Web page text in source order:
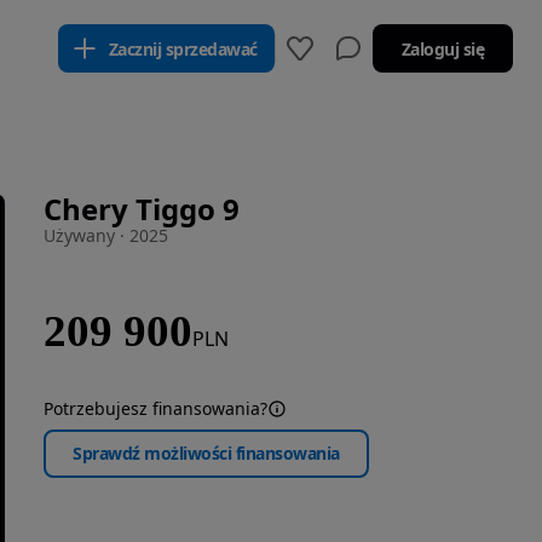
Zacznij sprzedawać Zaloguj się
Chery Tiggo 9
Używany · 2025
209 900PLN
Potrzebujesz finansowania?
Sprawdź możliwości finansowania